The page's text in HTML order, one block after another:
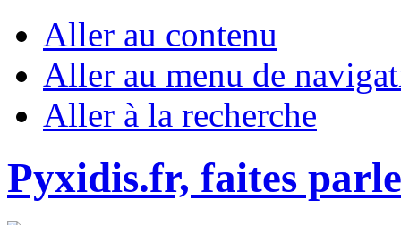
Aller au contenu
Aller au menu de
Aller à la recherche
Pyxidis.fr, faites